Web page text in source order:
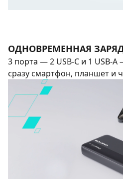
ОДНОВРЕМЕННАЯ
3 порта — 2 USB-C и 1 USB-
сразу смартфон, планшет и